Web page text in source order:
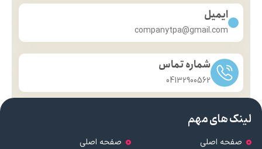
ایمیل
companytpa@gmail.com
شماره تماس
04132900562
لینک های مهم
صفحه اصلی
صفحه اصلی